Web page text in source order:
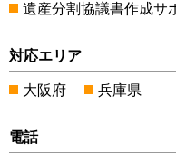
遺産分割協議書作成サ
対応エリア
大阪府 兵庫県
電話